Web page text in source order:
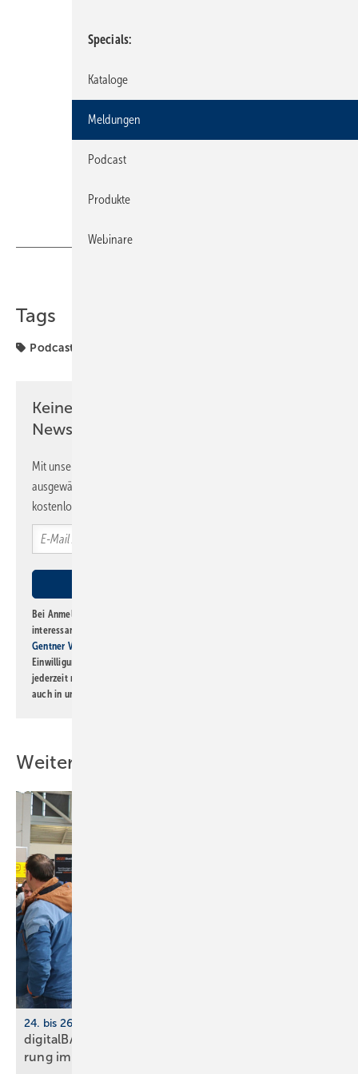
Tags
Podcast
Keine Zeit? Kein Problem mit dem SBZ
Newsletter!
Mit unserem Newsletter erhalten Sie regelmäßig von uns
ausgewählte Informationen und Neuigkeiten, gebündelt und
kostenlos direkt ins Postfach.
Bei Anmeldung zu diesem Newsletter bin ich damit einverstanden, über
interessante Verlags- und Online-Angebote
Gentner Verlag GmbH & Co. KG
Einwilligung kann ich jederzeit widerrufen und eine Abmeldung ist
jederzeit möglich. Informationen zum Umgang mit Daten finden Sie
auch in unserer
Weitere Inhalte
24. bis 26. März 2026, Köln
digitalBAU 2026: BVBS-Programm zur Digi­ta­li­sie­
rung im
Specials
Kataloge
Meldungen
Podcast
Produkte
Webinare